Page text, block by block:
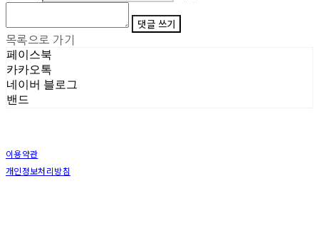
댓글 쓰기
목록으로 가기
페이스북
카카오톡
네이버 블로그
밴드
이용약관
개인정보처리방침